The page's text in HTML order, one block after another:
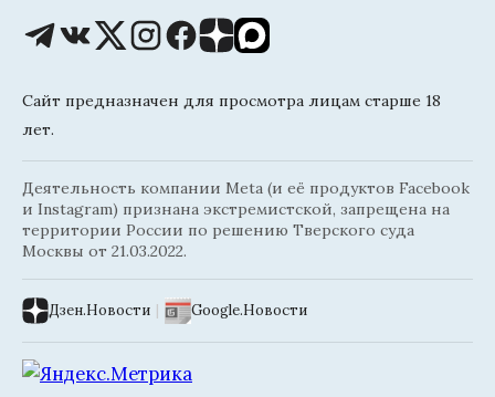
Сайт предназначен для просмотра лицам старше 18
лет.
Деятельность компании Meta (и её продуктов Facebook
и Instagram) признана экстремистской, запрещена на
территории России по решению Тверского суда
Москвы от 21.03.2022.
Дзен.Новости | Google.Новости